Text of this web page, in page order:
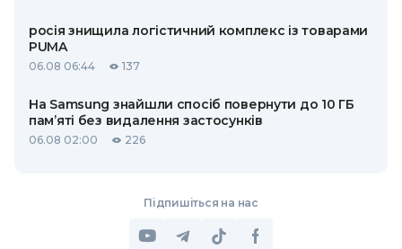
росія знищила логістичний комплекс із товарами
PUMA
06.08 06:44 137
На Samsung знайшли спосіб повернути до 10 ГБ
пам’яті без видалення застосунків
06.08 02:00 226
Підпишіться на нас